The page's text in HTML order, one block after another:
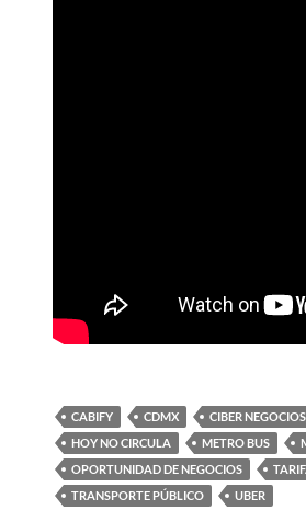
CABIFY CDMX CIBER NEGOCIOS
HOY NO CIRCULA
METRO BUS
OPORTUNIDAD DE NEGOCIOS
TRANSPORTE PÚBLICO
UBER